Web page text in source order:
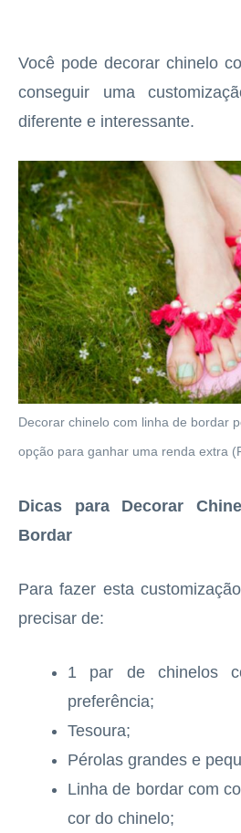
Você pode decorar chinelo
conseguir uma
diferente e interessante.
Decorar chinelo com linha de bordar
opção para ganhar uma renda extra
Dicas para Decorar
Bordar
Para fazer esta
precisar de:
1 par de chinelos
preferência;
Tesoura;
Pérolas grandes e
Linha de bordar com
cor do chinelo;